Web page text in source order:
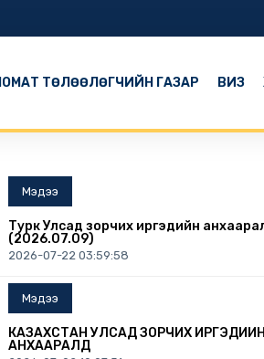
ТӨЛӨӨЛӨГЧИЙН ГАЗАР ВИЗ
Мэдээ
Турк Улсад зорчих иргэдийн
(2026.07.09)
2026-07-22 03:59:58
Мэдээ
КАЗАХСТАН УЛСАД ЗОРЧИХ ИРГЭДИЙН
АНХААРАЛД